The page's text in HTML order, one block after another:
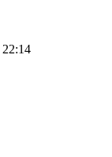
22:14